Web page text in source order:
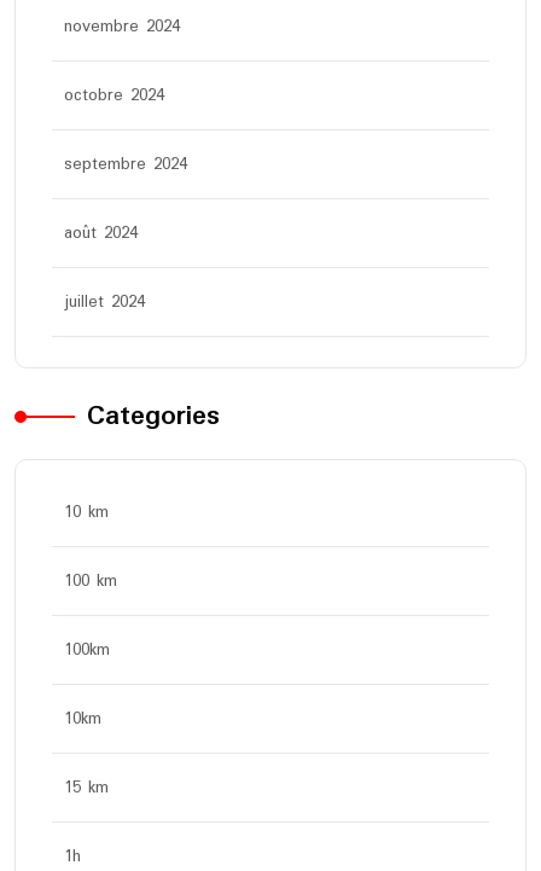
novembre 2024
octobre 2024
septembre 2024
août 2024
juillet 2024
Categories
10 km
100 km
100km
10km
15 km
1h